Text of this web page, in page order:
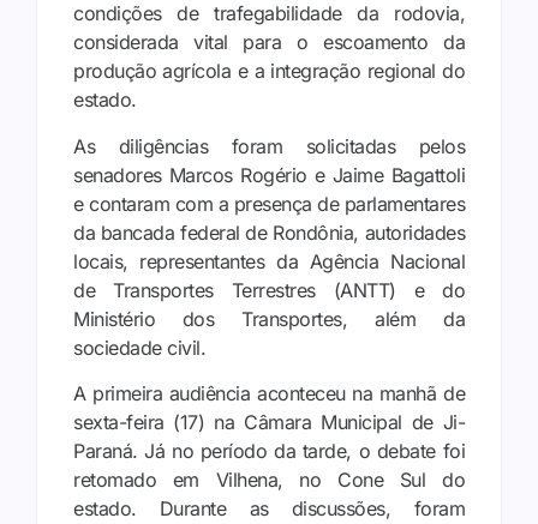
condições de trafegabilidade da rodovia,
considerada vital para o escoamento da
produção agrícola e a integração regional do
estado.
As diligências foram solicitadas pelos
senadores Marcos Rogério e Jaime Bagattoli
e contaram com a presença de parlamentares
da bancada federal de Rondônia, autoridades
locais, representantes da Agência Nacional
de Transportes Terrestres (ANTT) e do
Ministério dos Transportes, além da
sociedade civil.
A primeira audiência aconteceu na manhã de
sexta-feira (17) na Câmara Municipal de Ji-
Paraná. Já no período da tarde, o debate foi
retomado em Vilhena, no Cone Sul do
estado. Durante as discussões, foram